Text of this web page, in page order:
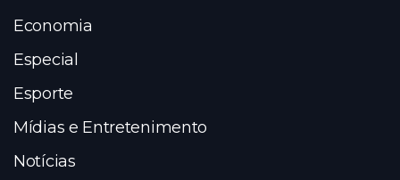
Economia
Especial
Esporte
Mídias e Entretenimento
Notícias